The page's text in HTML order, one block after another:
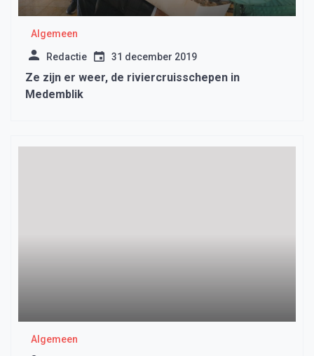
Algemeen
Redactie 31 december 2019
Ze zijn er weer, de riviercruisschepen in
Medemblik
Algemeen